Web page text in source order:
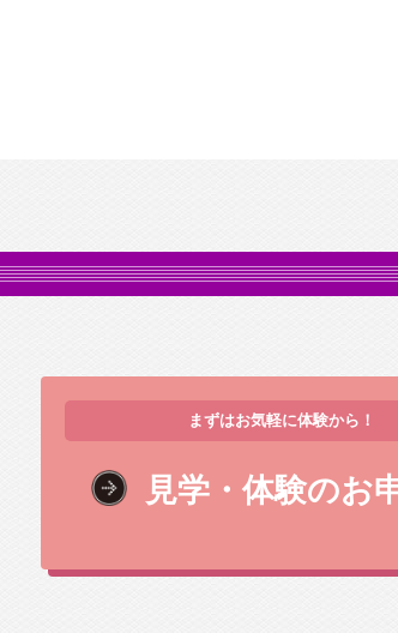
まずはお気軽に体験から！
見学・体験のお